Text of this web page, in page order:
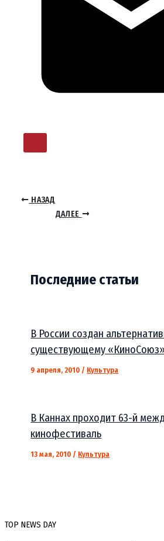
НАЗАД
ДАЛЕЕ
Последние статьи
В России создан
существующему «КиноСоюз»
9 апреля, 2010 / Культура
В Каннах проходит 63-й
кинофестиваль
13 мая, 2010 / Культура
TOP NEWS DAY